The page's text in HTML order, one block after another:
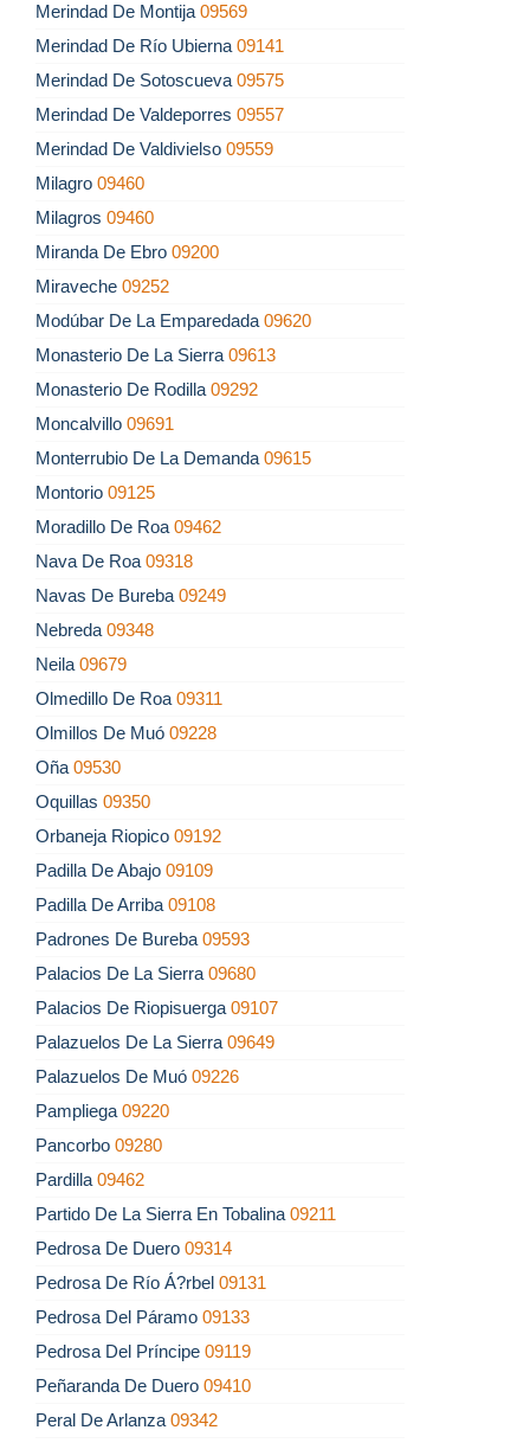
Merindad De Montija 09569
Merindad De Río Ubierna 09141
Merindad De Sotoscueva 09575
Merindad De Valdeporres 09557
Merindad De Valdivielso 09559
Milagro 09460
Milagros 09460
Miranda De Ebro 09200
Miraveche 09252
Modúbar De La Emparedada 09620
Monasterio De La Sierra 09613
Monasterio De Rodilla 09292
Moncalvillo 09691
Monterrubio De La Demanda 09615
Montorio 09125
Moradillo De Roa 09462
Nava De Roa 09318
Navas De Bureba 09249
Nebreda 09348
Neila 09679
Olmedillo De Roa 09311
Olmillos De Muó 09228
Oña 09530
Oquillas 09350
Orbaneja Riopico 09192
Padilla De Abajo 09109
Padilla De Arriba 09108
Padrones De Bureba 09593
Palacios De La Sierra 09680
Palacios De Riopisuerga 09107
Palazuelos De La Sierra 09649
Palazuelos De Muó 09226
Pampliega 09220
Pancorbo 09280
Pardilla 09462
Partido De La Sierra En Tobalina 09211
Pedrosa De Duero 09314
Pedrosa De Río Á?rbel 09131
Pedrosa Del Páramo 09133
Pedrosa Del Príncipe 09119
Peñaranda De Duero 09410
Peral De Arlanza 09342